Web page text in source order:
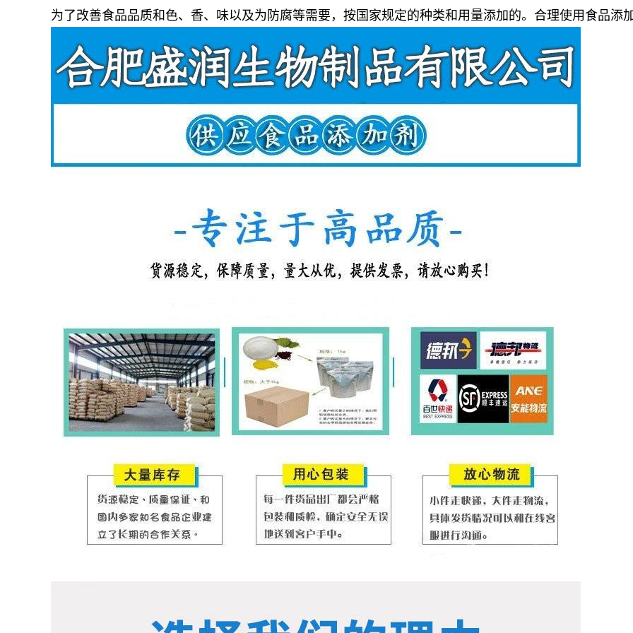
为了改善食品品质和色、香、味以及为防腐等需要，按国家规定的种类和用量添加的。合理使用食品添